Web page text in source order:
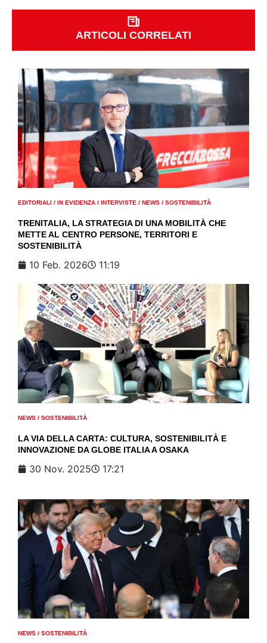
ARTICOLI CORRELATI
EDITORIALI / IN EVIDENZA / INTERVISTE / NEWS / SOSTENIBILITÀ
TRENITALIA, LA STRATEGIA DI UNA MOBILITÀ CHE
METTE AL CENTRO PERSONE, TERRITORI E
SOSTENIBILITÀ
10 Feb. 2026 11:19
NEWS / SOSTENIBILITÀ
LA VIA DELLA CARTA: CULTURA, SOSTENIBILITÀ E
INNOVAZIONE DA GLOBE ITALIA A OSAKA
30 Nov. 2025 17:21
NEWS / SOSTENIBILITÀ